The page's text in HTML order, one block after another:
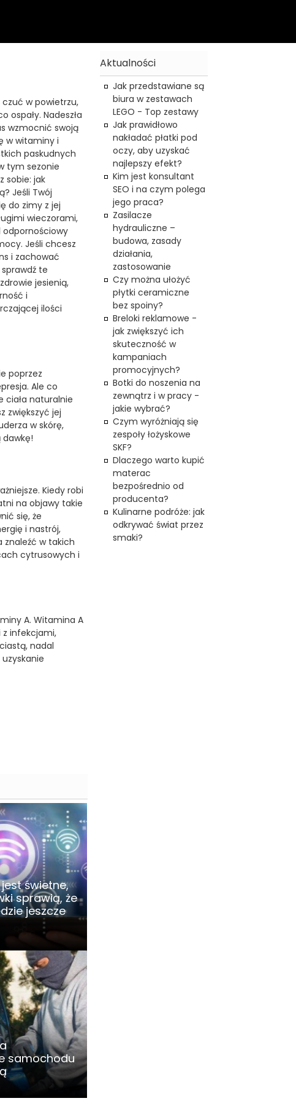
czuć w powietrzu,
ospały. Nadeszła
wzmocnić swoją
w witaminy i
paskudnych
tym sezonie
sobie: jak
Jeśli Twój
do zimy z jej
wieczorami,
odpornościowy
Jeśli chcesz
i zachować
te
jesienią,
i
ilości
poprzez
Ale co
ciała naturalnie
zwiększyć jej
w skórę,
Kiedy robi
na objawy takie
się, że
i nastrój,
znaleźć w takich
cytrusowych i
A. Witamina A
z infekcjami,
nadal
świetne,
sprawią, że
jeszcze
samochodu
Aktualności
Jak przedstawiane są
biura w zestawach
LEGO - Top zestawy
Jak prawidłowo
nakładać płatki pod
oczy, aby uzyskać
najlepszy efekt?
Kim jest konsultant
SEO i na czym polega
jego praca?
Zasilacze
hydrauliczne –
budowa, zasady
działania,
zastosowanie
Czy można ułożyć
płytki ceramiczne
bez spoiny?
Breloki reklamowe -
jak zwiększyć ich
skuteczność w
kampaniach
promocyjnych?
Botki do noszenia na
zewnątrz i w pracy -
jakie wybrać?
Czym wyróżniają się
zespoły łożyskowe
SKF?
Dlaczego warto kupić
materac
bezpośrednio od
producenta?
Kulinarne podróże: jak
odkrywać świat przez
smaki?